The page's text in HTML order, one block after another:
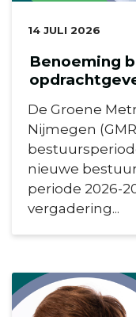
DATUM:
14 JULI 2026
Benoeming
De Groene
Nijmegen
nieuwe
periode 2026-
vergadering...